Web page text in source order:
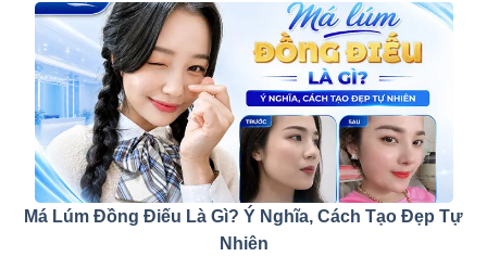
Má Lúm Đồng Điếu Là Gì? Ý Nghĩa, Cách Tạo Đẹp Tự
Nhiên